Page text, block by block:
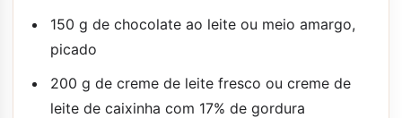
150 g de chocolate ao leite ou meio amargo,
picado
200 g de creme de leite fresco ou creme de
leite de caixinha com 17% de gordura